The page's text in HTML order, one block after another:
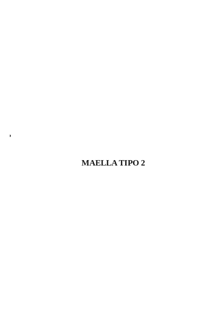
MAELLA TIPO 2